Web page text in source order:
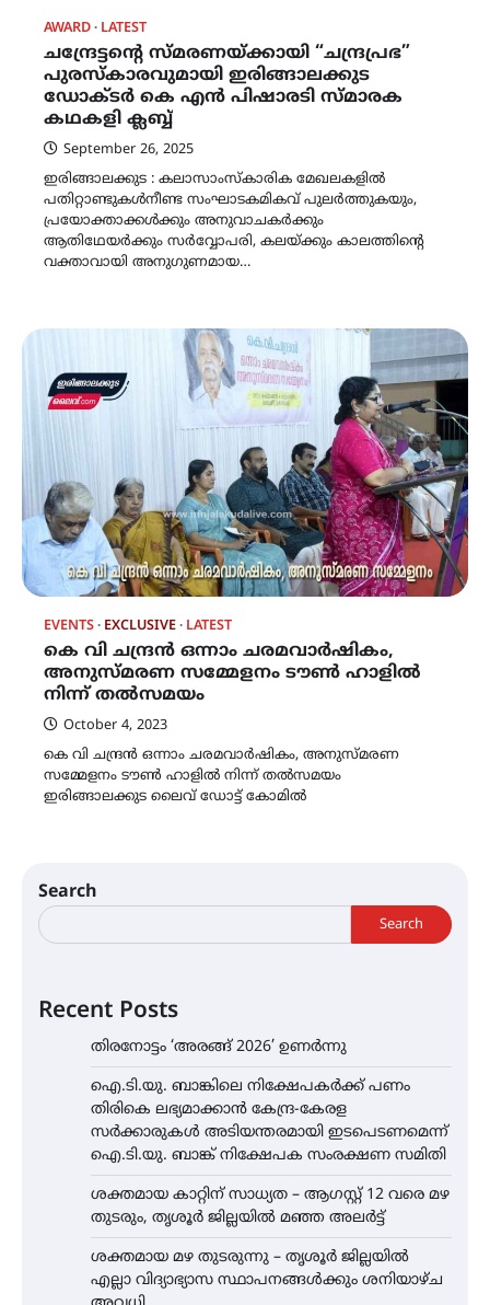
AWARD LATEST
ചന്ദ്രേട്ടൻ്റെ സ്മരണയ്ക്കായി “ചന്ദ്രപ്രഭ”
പുരസ്കാരവുമായി ഇരിങ്ങാലക്കുട
ഡോക്ടർ കെ എൻ പിഷാരടി സ്മാരക
കഥകളി ക്ലബ്ബ്
September 26, 2025
ഇരിങ്ങാലക്കുട : കലാസാംസ്കാരിക മേഖലകളിൽ
പതിറ്റാണ്ടുകൾനീണ്ട സംഘാടകമികവ് പുലർത്തുകയും,
പ്രയോക്താക്കൾക്കും അനുവാചകർക്കും
ആതിഥേയർക്കും സർവ്വോപരി, കലയ്ക്കും കാലത്തിൻ്റെ
വക്താവായി അനുഗുണമായ…
EVENTS EXCLUSIVE LATEST
കെ വി ചന്ദ്രൻ ഒന്നാം ചരമവാർഷികം,
അനുസ്മരണ സമ്മേളനം ടൗൺ ഹാളിൽ
നിന്ന് തൽസമയം
October 4, 2023
കെ വി ചന്ദ്രൻ ഒന്നാം ചരമവാർഷികം, അനുസ്മരണ
സമ്മേളനം ടൗൺ ഹാളിൽ നിന്ന് തൽസമയം
ഇരിങ്ങാലക്കുട ലൈവ് ഡോട്ട് കോമിൽ
Search
Search
Recent Posts
തിരനോട്ടം ‘അരങ്ങ് 2026’ ഉണർന്നു
ഐ.ടി.യു. ബാങ്കിലെ നിക്ഷേപകർക്ക് പണം
തിരികെ ലഭ്യമാക്കാൻ കേന്ദ്ര-കേരള
സർക്കാരുകൾ അടിയന്തരമായി ഇടപെടണമെന്ന്
ഐ.ടി.യു. ബാങ്ക് നിക്ഷേപക സംരക്ഷണ സമിതി
ശക്തമായ കാറ്റിന് സാധ്യത – ആഗസ്റ്റ് 12 വരെ മഴ
തുടരും, തൃശൂർ ജില്ലയിൽ മഞ്ഞ അലർട്ട്
ശക്തമായ മഴ തുടരുന്നു – തൃശൂർ ജില്ലയിൽ
എല്ലാ വിദ്യാഭ്യാസ സ്ഥാപനങ്ങൾക്കും ശനിയാഴ്ച